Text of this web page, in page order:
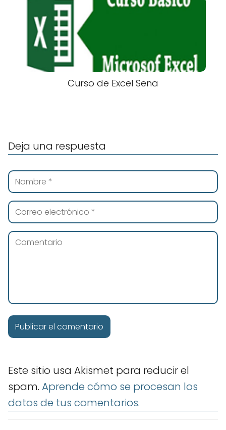
Curso de Excel Sena
Deja una respuesta
Este sitio usa Akismet para reducir el
spam. Aprende cómo se procesan los
datos de tus comentarios.